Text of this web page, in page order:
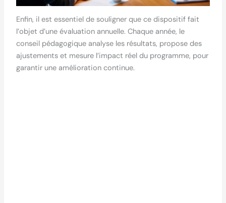
Enfin, il est essentiel de souligner que ce dispositif fait
l’objet d’une évaluation annuelle. Chaque année, le
conseil pédagogique analyse les résultats, propose des
ajustements et mesure l’impact réel du programme, pour
garantir une amélioration continue.